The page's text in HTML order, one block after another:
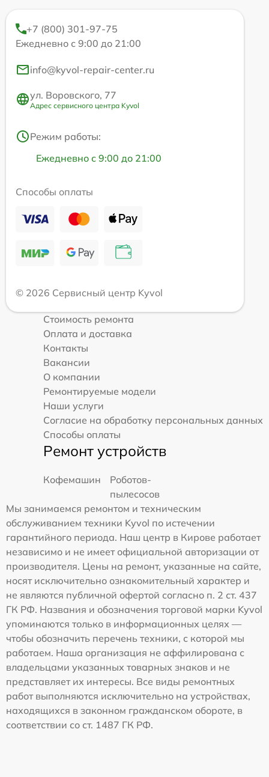
+7 (800) 301-97-75
Ежедневно с 9:00 до 21:00
info@kyvol-repair-center.ru
ул. Воровского, 77
Адрес сервисного центра Kyvol
Режим работы:
Ежедневно с 9:00 до 21:00
Способы оплаты
© 2026 Сервисный центр Kyvol
Стоимость ремонта
Оплата и доставка
Контакты
Вакансии
О компании
Ремонтируемые модели
Наши услуги
Согласие на обработку персональных данных
Способы оплаты
Ремонт устройств
Кофемашин
Роботов-
пылесосов
Мы занимаемся ремонтом и техническим
обслуживанием техники Kyvol по истечении
гарантийного периода. Наш центр в Кирове работает
независимо и не имеет официальной авторизации от
производителя. Цены на ремонт, указанные на сайте,
носят исключительно ознакомительный характер и
не являются публичной офертой согласно п. 2 ст. 437
ГК РФ. Названия и обозначения торговой марки Kyvol
упоминаются только в информационных целях —
чтобы обозначить перечень техники, с которой мы
работаем. Наша организация не аффилирована с
владельцами указанных товарных знаков и не
представляет их интересы. Все виды ремонтных
работ выполняются исключительно на устройствах,
находящихся в законном гражданском обороте, в
соответствии со ст. 1487 ГК РФ.